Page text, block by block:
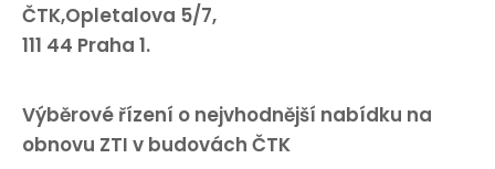
ČTK,Opletalova 5/7,
111 44 Praha 1.
Výběrové řízení o nejvhodnější nabídku na
obnovu ZTI v budovách ČTK